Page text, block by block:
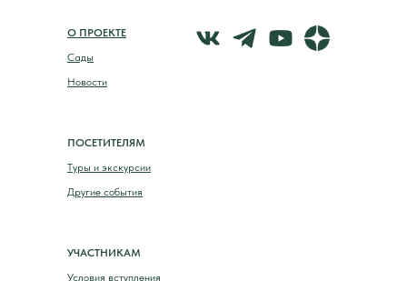
О ПРОЕКТЕ
Сады
Новости
ПОСЕТИТЕЛЯМ
Туры и экскурсии
Другие события
УЧАСТНИКАМ
Условия вступления